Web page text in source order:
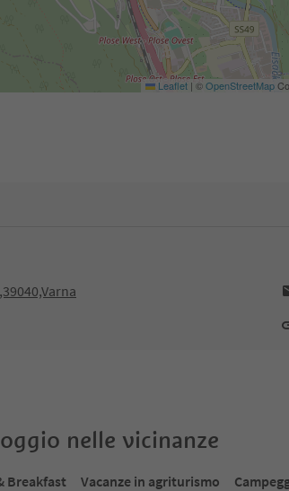
Leaflet | ©OpenStreetMap
nelle vicinanze
Breakfast Vacanze in agriturismo